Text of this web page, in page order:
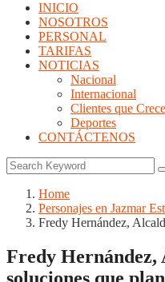
INICIO
NOSOTROS
PERSONAL
TARIFAS
NOTICIAS
Nacional
Internacional
Clientes que
Deportes
CONTÁCTENOS
Home
Personajes en Jazmar
Fredy Hernández,
Fredy Hernández,